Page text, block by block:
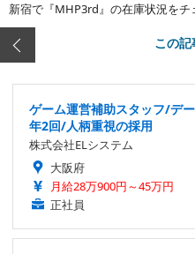
新宿で『MHP3rd』の在庫状況をチ
この
ゲーム運営補助スタッフ/デ
年2回/人柄重視の採用
株式会社ELシステム
大阪府
月給28万900円～45万円
正社員